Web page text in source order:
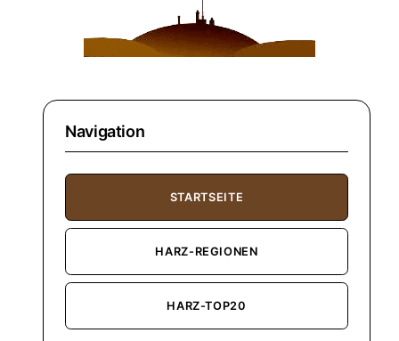
Navigation
STARTSEITE
HARZ-REGIONEN
HARZ-TOP20